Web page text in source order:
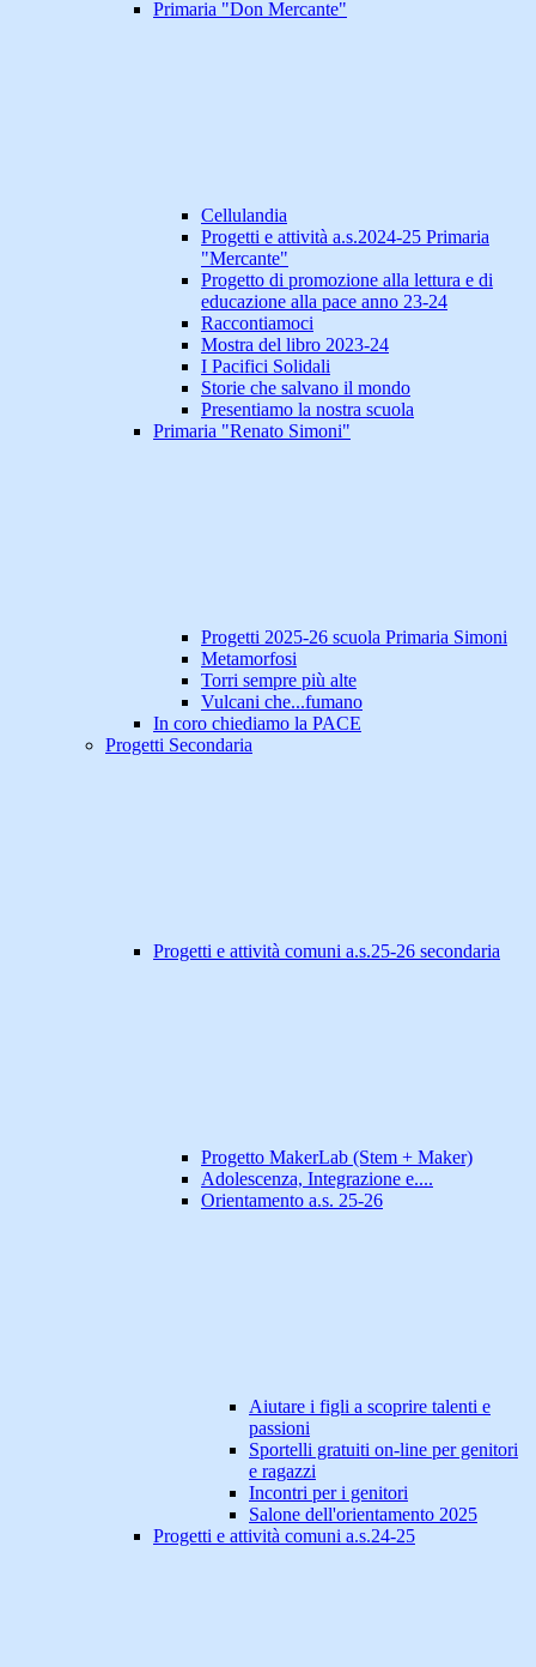
Primaria "Don Mercante"
Cellulandia
Progetti e attività a.s.2024-25 Primaria
"Mercante"
Progetto di promozione alla lettura e di
educazione alla pace anno 23-24
Raccontiamoci
Mostra del libro 2023-24
I Pacifici Solidali
Storie che salvano il mondo
Presentiamo la nostra scuola
Primaria "Renato Simoni"
Progetti 2025-26 scuola Primaria Simoni
Metamorfosi
Torri sempre più alte
Vulcani che...fumano
In coro chiediamo la PACE
Progetti Secondaria
Progetti e attività comuni a.s.25-26 secondaria
Progetto MakerLab (Stem + Maker)
Adolescenza, Integrazione e....
Orientamento a.s. 25-26
Aiutare i figli a scoprire talenti e
passioni
Sportelli gratuiti on-line per genitori
e ragazzi
Incontri per i genitori
Salone dell'orientamento 2025
Progetti e attività comuni a.s.24-25